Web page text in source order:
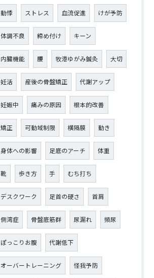
動悸 ストレス 血流促進 けが予防
体調不良 締め付け キーン
内臓機能 腰 牧港ゆがみ鍼灸 大切
妊活 産後の骨盤矯正 代謝アップ
妊娠中 痛みの原因 根本的改善
矯正 可動域制限 横隔膜 動き
身体への影響 足底のアーチ 体重
靴 歩き方 手 むち打ち
デスクワーク 足首の硬さ 首肩
側湾症 骨盤底筋群 尿漏れ 頻尿
ぽっこりお腹 代謝低下
オーバートレーニング 怪我予防